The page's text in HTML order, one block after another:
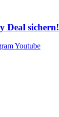
Deal sichern!
Youtube